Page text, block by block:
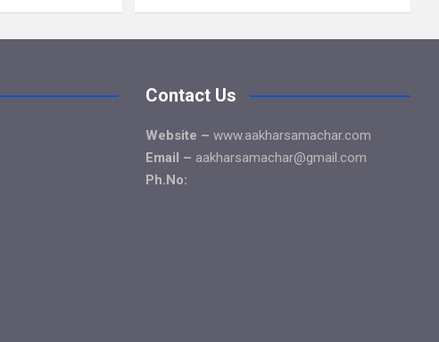
Contact Us
Website – www.aakharsamachar.com
Email – aakharsamachar@gmail.com
Ph.No: